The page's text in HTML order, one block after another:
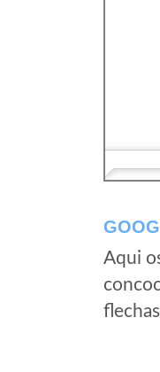
Aqui